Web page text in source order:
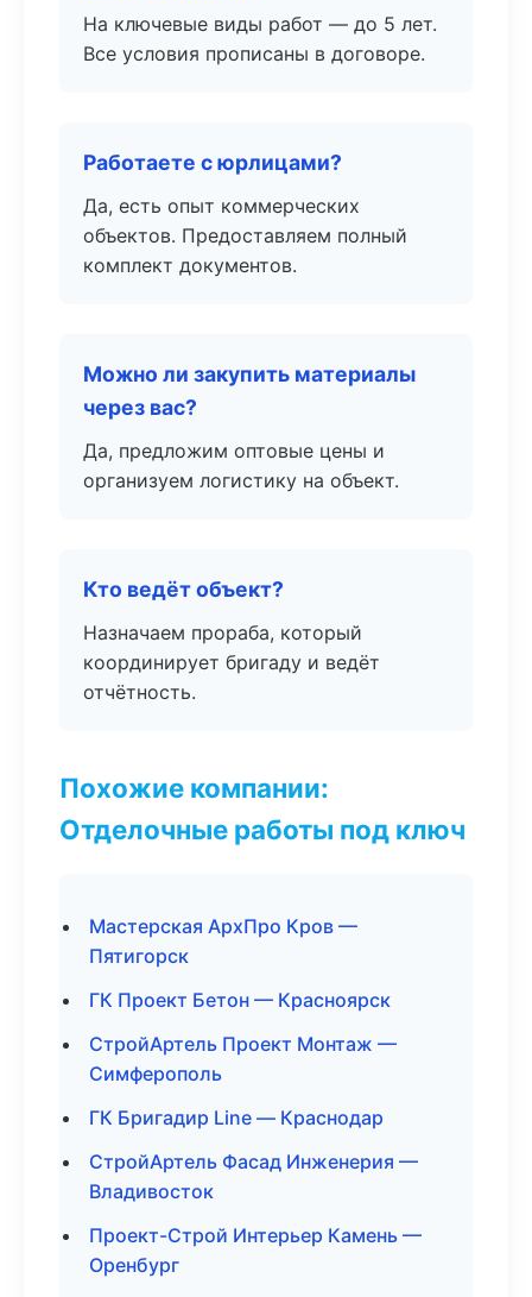
На ключевые виды работ — до 5 лет.
Все условия прописаны в договоре.
Работаете с юрлицами?
Да, есть опыт коммерческих
объектов. Предоставляем полный
комплект документов.
Можно ли закупить материалы
через вас?
Да, предложим оптовые цены и
организуем логистику на объект.
Кто ведёт объект?
Назначаем прораба, который
координирует бригаду и ведёт
отчётность.
Похожие компании:
Отделочные работы под ключ
Мастерская АрхПро Кров —
Пятигорск
ГК Проект Бетон — Красноярск
СтройАртель Проект Монтаж —
Симферополь
ГК Бригадир Line — Краснодар
СтройАртель Фасад Инженерия —
Владивосток
Проект-Строй Интерьер Камень —
Оренбург